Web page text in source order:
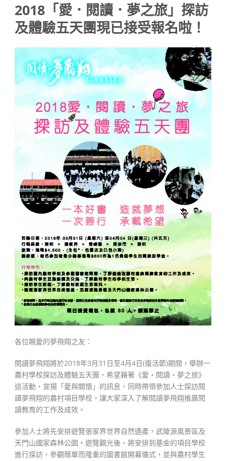
2018「愛．閱讀．夢之旅」探訪
及體驗五天團現已接受報名啦！
各位親愛的夢飛翔之友：
閱讀夢飛翔將於2018年3月31日至4月4日(復活節)期間，舉辦一
農村學校探訪及體驗五天團，希望藉著《愛‧閱讀‧夢之旅》
這活動，宣揚「愛與關懷」的訊息，同時帶領參加人士探訪閱
讀夢飛翔的農村項目學校，讓大家深入了解閱讀夢飛翔推廣閱
讀教育的工作及成效。
參加人士將先安排遊覽張家界世界自然遺產，武陵源風景區及
天門山國家森林公園。遊覽觀光後，將安排到基金的項目學校
進行探訪，參觀簡單而隆重的圖書館開幕儀式，並與農村學生